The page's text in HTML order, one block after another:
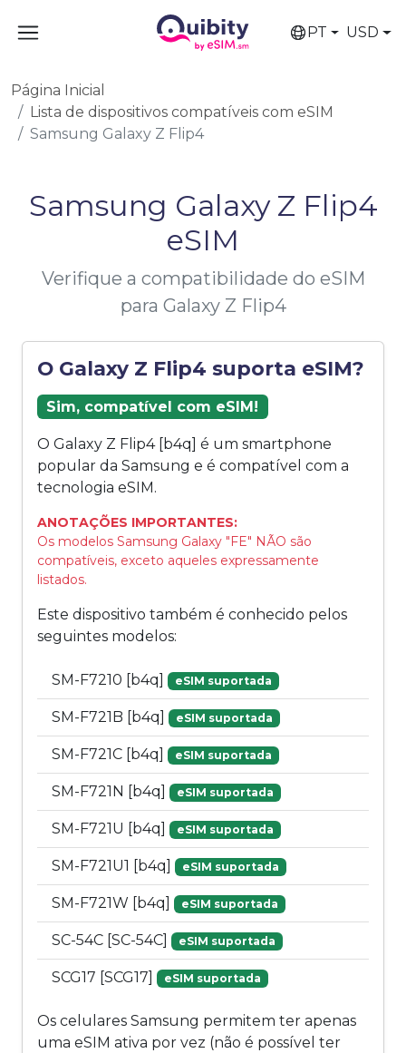
PT USD
Página Inicial
Lista de dispositivos compatíveis com eSIM
Samsung Galaxy Z Flip4
Samsung Galaxy Z Flip4
eSIM
Verifique a compatibilidade do eSIM
para Galaxy Z Flip4
O Galaxy Z Flip4 suporta eSIM?
Sim, compatível com eSIM!
O Galaxy Z Flip4 [b4q] é um smartphone
popular da Samsung e é compatível com a
tecnologia eSIM.
ANOTAÇÕES IMPORTANTES:
Os modelos Samsung Galaxy "FE" NÃO são
compatíveis, exceto aqueles expressamente
listados.
Este dispositivo também é conhecido pelos
seguintes modelos:
SM-F7210 [b4q] eSIM suportada
SM-F721B [b4q] eSIM suportada
SM-F721C [b4q] eSIM suportada
SM-F721N [b4q] eSIM suportada
SM-F721U [b4q] eSIM suportada
SM-F721U1 [b4q] eSIM suportada
SM-F721W [b4q] eSIM suportada
SC-54C [SC-54C] eSIM suportada
SCG17 [SCG17] eSIM suportada
Os celulares Samsung permitem ter apenas
uma eSIM ativa por vez (não é possível ter